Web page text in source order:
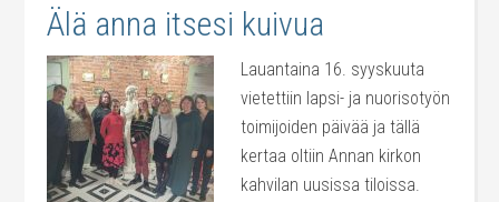
Älä anna itsesi kuivua
Lauantaina 16. syyskuuta
vietettiin lapsi- ja nuorisotyön
toimijoiden päivää ja tällä
kertaa oltiin Annan kirkon
kahvilan uusissa tiloissa.